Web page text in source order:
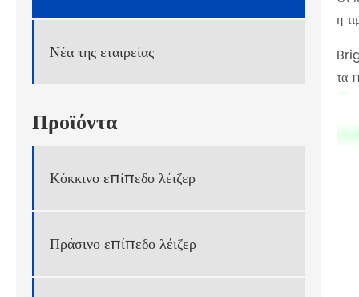
Νέα της εταιρείας
Προϊόντα
Κόκκινο επίπεδο λέιζερ
Πράσινο επίπεδο λέιζερ
η
τα